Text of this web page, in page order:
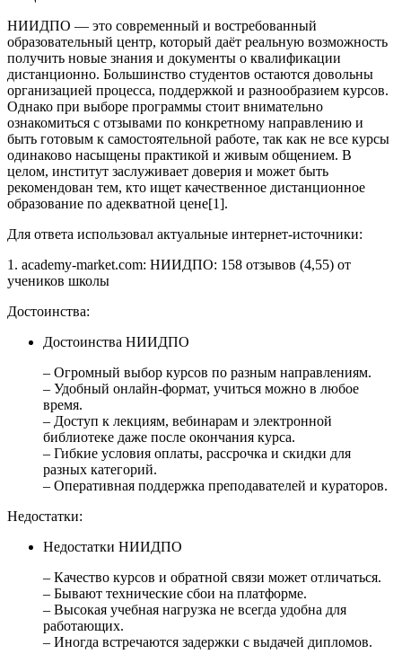
НИИДПО — это современный и востребованный
образовательный центр, который даёт реальную возможность
получить новые знания и документы о квалификации
дистанционно. Большинство студентов остаются довольны
организацией процесса, поддержкой и разнообразием курсов.
Однако при выборе программы стоит внимательно
ознакомиться с отзывами по конкретному направлению и
быть готовым к самостоятельной работе, так как не все курсы
одинаково насыщены практикой и живым общением. В
целом, институт заслуживает доверия и может быть
рекомендован тем, кто ищет качественное дистанционное
образование по адекватной цене[1].
Для ответа использовал актуальные интернет-источники:
1. academy-market.com: НИИДПО: 158 отзывов (4,55) от
учеников школы
Достоинства:
Достоинства НИИДПО
– Огромный выбор курсов по разным направлениям.
– Удобный онлайн-формат, учиться можно в любое
время.
– Доступ к лекциям, вебинарам и электронной
библиотеке даже после окончания курса.
– Гибкие условия оплаты, рассрочка и скидки для
разных категорий.
– Оперативная поддержка преподавателей и кураторов.
Недостатки:
Недостатки НИИДПО
– Качество курсов и обратной связи может отличаться.
– Бывают технические сбои на платформе.
– Высокая учебная нагрузка не всегда удобна для
работающих.
– Иногда встречаются задержки с выдачей дипломов.